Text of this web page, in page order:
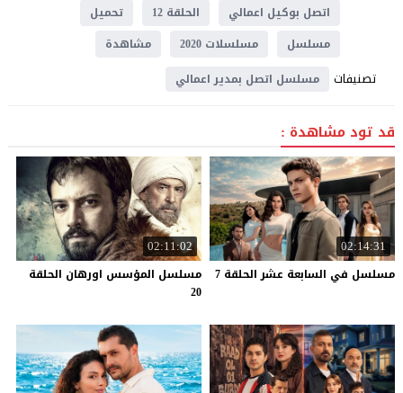
اتصل بوكيل اعمالي
الحلقة 12
تحميل
مسلسل
مسلسلات 2020 مشاهدة
تصنيفات مسلسل اتصل بمدير اعمالي
قد تود مشاهدة :
02:14:31
مسلسل في السابعة عشر الحلقة 7
02:11:02
مسلسل المؤسس اورهان الحلقة
20